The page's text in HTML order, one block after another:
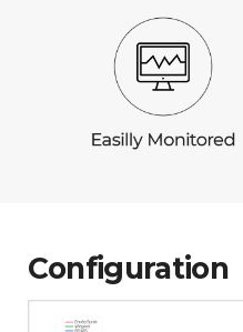
Configuration